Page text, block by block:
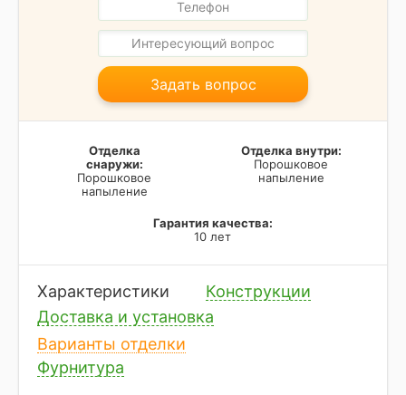
Задать вопрос
Отделка
снаружи:
Порошковое
напыление
Отделка внутри:
Порошковое
напыление
Гарантия качества:
10 лет
Характеристики
Конструкции
Доставка и установка
Варианты отделки
Фурнитура